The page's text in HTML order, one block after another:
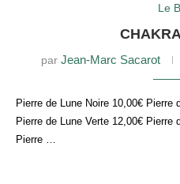
Le
par Jean-Marc Sacarot
Pierre de Lune Noire 10,00€ Pierre
Pierre de Lune Verte 12,00€ Pierre
Pierre …